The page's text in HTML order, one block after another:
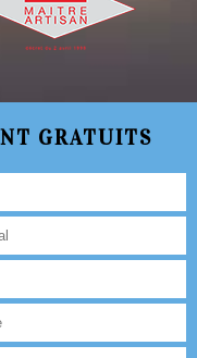
GRATUITS